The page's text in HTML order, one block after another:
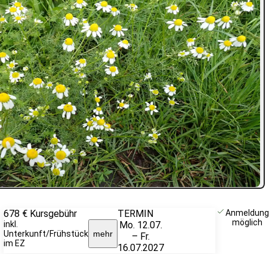
678 € Kursgebühr
inkl.
Unterkunft/Frühstück
im EZ
mehr
TERMIN
Mo. 12.07.
– Fr.
16.07.2027
Anmeldung
möglich